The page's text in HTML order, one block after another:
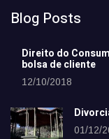
Blog Posts
Direito do
bolsa de cliente
12/10/2018
01/12/